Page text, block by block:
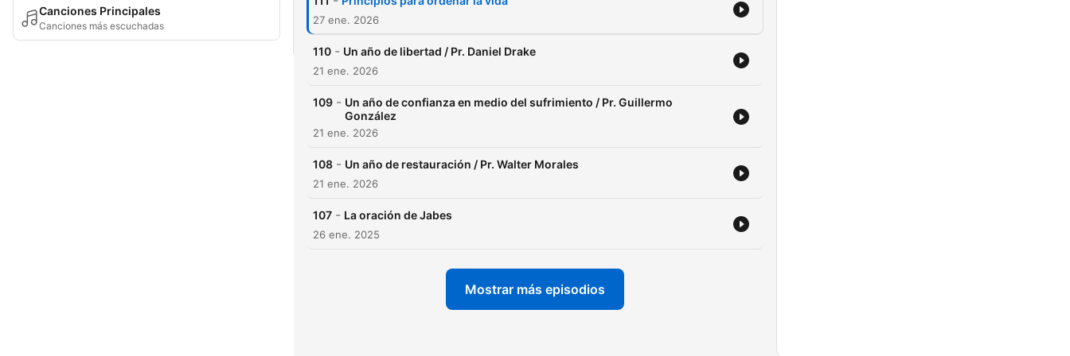
Canciones Principales
Canciones más escuchadas 27 ene. 2026
110 - Un año de libertad / Pr. Daniel Drake
21 ene. 2026
109 - Un año de confianza en medio del sufrimiento / Pr. Guillermo
González
21 ene. 2026
108 - Un año de restauración / Pr. Walter Morales
21 ene. 2026
107 - La oración de Jabes
26 ene. 2025
Mostrar más episodios